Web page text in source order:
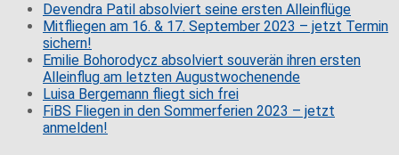
Devendra Patil absolviert seine ersten Alleinflüge
Mitfliegen am 16. & 17. September 2023 – jetzt Termin
sichern!
Emilie Bohorodycz absolviert souverän ihren ersten
Alleinflug am letzten Augustwochenende
Luisa Bergemann fliegt sich frei
FiBS Fliegen in den Sommerferien 2023 – jetzt
anmelden!